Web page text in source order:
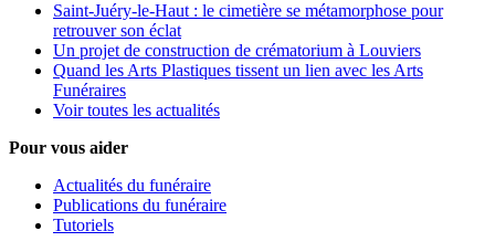
Saint-Juéry-le-Haut : le cimetière se métamorphose pour
retrouver son éclat
Un projet de construction de crématorium à Louviers
Quand les Arts Plastiques tissent un lien avec les Arts
Funéraires
Voir toutes les actualités
Pour vous aider
Actualités du funéraire
Publications du funéraire
Tutoriels